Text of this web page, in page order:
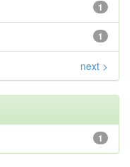
1
1
next >
1